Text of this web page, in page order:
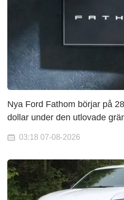
Nya Ford Fathom börjar på
dollar under den utlovade
03:18 07-08-2026